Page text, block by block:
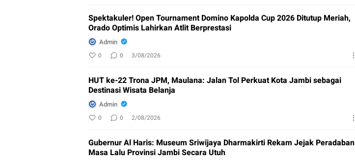
Spektakuler! Open Tournament Domino Kapolda Cup 2026 Ditutup Meriah,
Orado Optimis Lahirkan Atlit Berprestasi
Admin
0 0 3/08/2026
HUT ke-22 Trona JPM, Maulana: Jalan Tol Perkuat Kota Jambi sebagai
Destinasi Wisata Belanja
Admin
0 0 2/08/2026
Gubernur Al Haris: Museum Sriwijaya Dharmakirti Rekam Jejak Peradaban
Masa Lalu Provinsi Jambi Secara Utuh